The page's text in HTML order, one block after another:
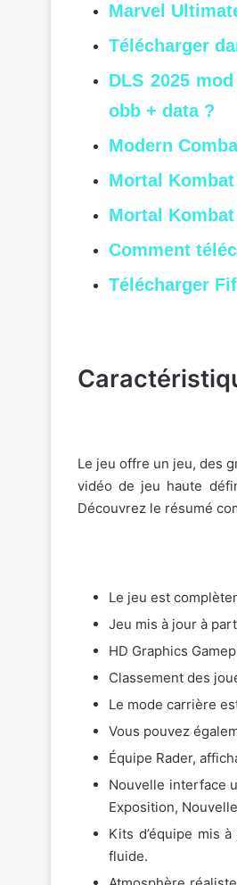
Marvel
Télécharger
DLS 2025
obb + data ?
Modern
Mortal
Mortal Kombat
Comment
Télécharger
Le jeu offre un jeu, des
vidéo de jeu haute
Découvrez le résumé
Le jeu est
Jeu mis à jour à
HD Graphics
Classement des
Le mode carrière
Vous pouvez
Équipe Rader,
Nouvelle interface
Exposition,
Kits d’équipe mis
fluide.